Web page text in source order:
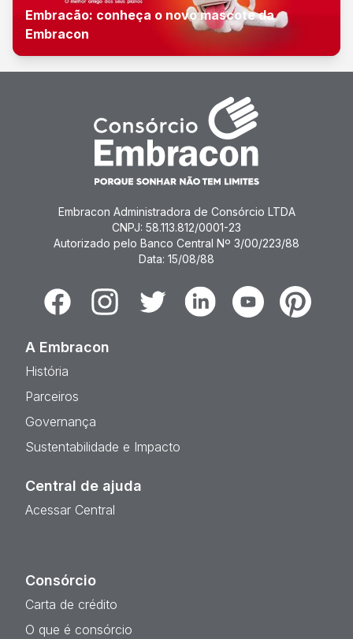
Embracão: conheça o novo mascote da
Embracon
Embracon Administradora de Consórcio LTDA
CNPJ: 58.113.812/0001-23
Autorizado pelo Banco Central Nº 3/00/223/88
Data: 15/08/88
FacebookInstagramTwitter LinkedinYoutubePinterest
A Embracon
História
Parceiros
Governança
Sustentabilidade e Impacto
Central de ajuda
Acessar Central
Consórcio
Carta de crédito
O que é consórcio